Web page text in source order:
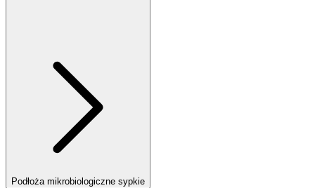
Podłoża mikrobiologiczne sypkie